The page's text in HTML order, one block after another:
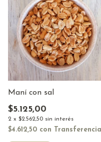
Maní con sal
$5.125,00
2 x $2.562,50 sin interés
$4.612,50 con Transferencia